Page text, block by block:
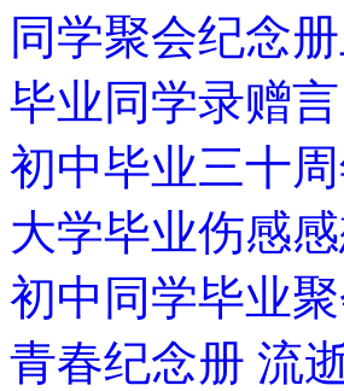
同学聚会纪念
毕业同学录赠言
初中毕业三十
大学毕业伤感
初中同学毕业
青春纪念册 流